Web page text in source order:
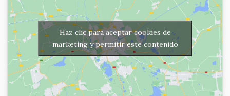
Haz clic para aceptar cookies de
marketing y permitir este contenido